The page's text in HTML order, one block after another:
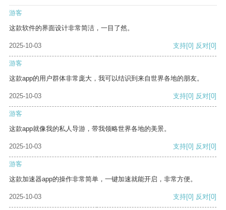
游客
这款软件的界面设计非常简洁，一目了然。
2025-10-03 支持[0] 反对[0]
游客
这款app的用户群体非常庞大，我可以结识到来自世界各地的朋友。
2025-10-03 支持[0] 反对[0]
游客
这款app就像我的私人导游，带我领略世界各地的美景。
2025-10-03 支持[0] 反对[0]
游客
这款加速器app的操作非常简单，一键加速就能开启，非常方便。
2025-10-03 支持[0] 反对[0]